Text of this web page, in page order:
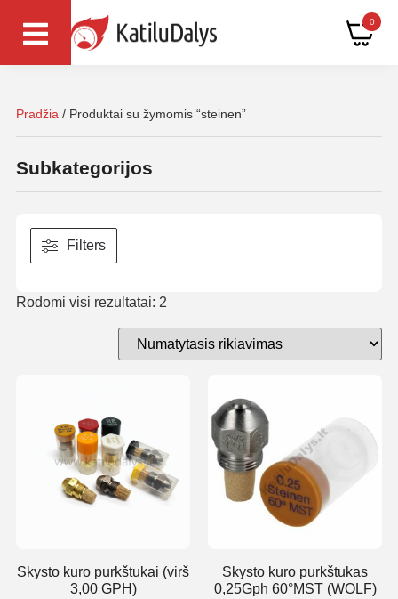
0
Pradžia / Produktai su žymomis “steinen”
Subkategorijos
Filters
Rodomi visi rezultatai: 2
Skysto kuro purkštukai (virš
3,00 GPH)
Skysto kuro purkštukas
0,25Gph 60°MST (WOLF)